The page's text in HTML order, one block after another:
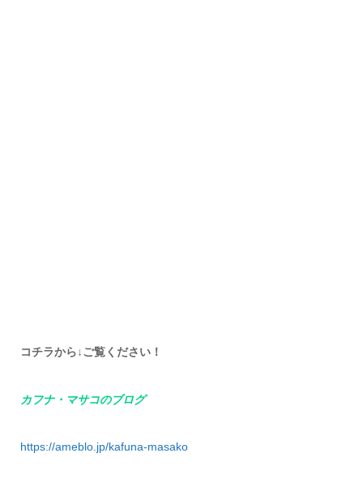
コチラから↓ご覧ください！
カフナ・マサコのブログ
https://ameblo.jp/kafuna-masako